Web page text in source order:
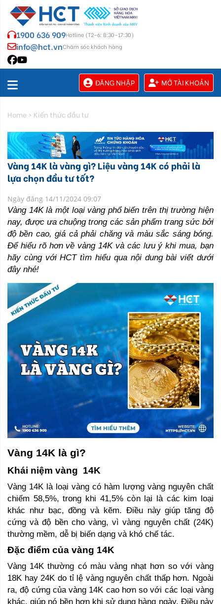
1900 636 909Hotline (T2–6: 8:30–17:30)
info@hct.vnChăm sóc khách hàng
ĐĂNG NHẬP MỞ TÀI KHOẢN
Home > Kiến thức đầu tư
Vàng 14K là vàng gì? Liệu vàng 14K có phải là
lựa chọn đầu tư tốt?
Ngày đăng 14/11/2024 09:07
Vàng 14K là một loại vàng phổ biến trên thị trường hiện
nay, được ưa chuộng trong các sản phẩm trang sức bởi
độ bền cao, giá cả phải chăng và màu sắc sáng bóng.
Để hiểu rõ hơn về vàng 14K và các lưu ý khi mua, bạn
hãy cùng với HCT tìm hiểu qua nội dung bài viết dưới
đây nhé!
Vàng 14K là gì?
Khái niệm vàng  14K
Vàng 14K là loại vàng có hàm lượng vàng nguyên chất
chiếm 58,5%, trong khi 41,5% còn lại là các kim loại
khác như bạc, đồng và kẽm. Điều này giúp tăng độ
cứng và độ bền cho vàng, vì vàng nguyên chất (24K)
thường mềm, dễ bị biến dạng và khó chế tác.
Đặc điểm của vàng 14K
Vàng 14K thường có màu vàng nhạt hơn so với vàng
18K hay 24K do tỉ lệ vàng nguyên chất thấp hơn. Ngoài
ra, độ cứng của vàng 14K cao hơn so với các loại vàng
khác, giúp nó bền hơn khi sử dụng hàng ngày. Điều này